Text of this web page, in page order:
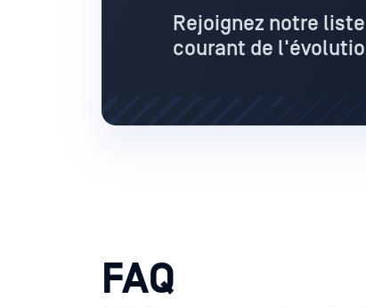
Rejoignez notre
courant de
FAQ